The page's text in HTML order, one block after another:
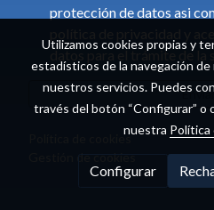
protección de datos asi como el aviso legal y la
datos para el trámite de la
Enviar
Política de cookies
Utilizamos cookies propias y
estadísticos de la navegación
nuestros servicios. Puedes
través del botón “Configurar” o
nuestra Política
Configurar